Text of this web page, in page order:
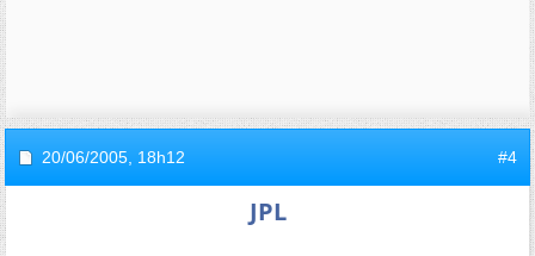
20/06/2005, 18h12 #4
JPL